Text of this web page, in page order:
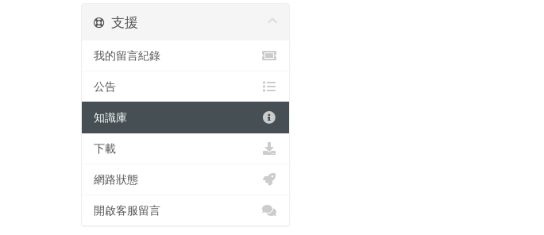
支援
我的留言紀錄
公告
知識庫
下載
網路狀態
開啟客服留言